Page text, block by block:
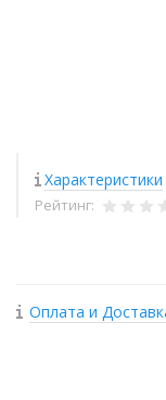
Характеристики
Рейтинг:
Оплата и